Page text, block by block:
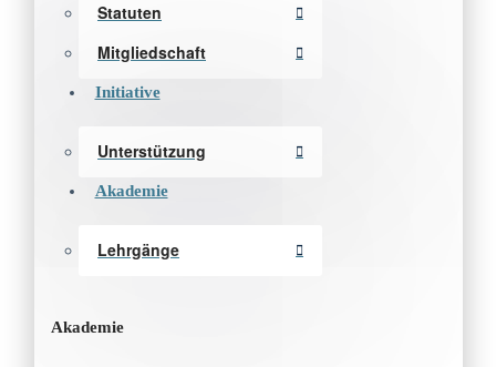
Statuten
Mitgliedschaft
Initiative
Unterstützung
Akademie
Lehrgänge
Akademie